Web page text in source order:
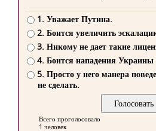
1. Уважает Путина.
2. Боится увеличить
3. Никому не дает такие
4. Боится нападения
5. Просто у него манера
не сделать.
Всего проголосовало
1 человек